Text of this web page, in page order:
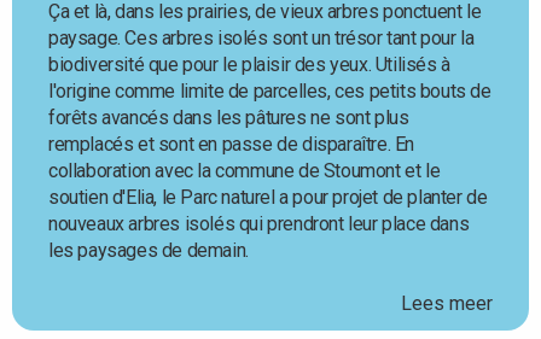
Ça et là, dans les prairies, de vieux arbres ponctuent le
paysage. Ces arbres isolés sont un trésor tant pour la
biodiversité que pour le plaisir des yeux. Utilisés à
l'origine comme limite de parcelles, ces petits bouts de
forêts avancés dans les pâtures ne sont plus
remplacés et sont en passe de disparaître. En
collaboration avec la commune de Stoumont et le
soutien d'Elia, le Parc naturel a pour projet de planter de
nouveaux arbres isolés qui prendront leur place dans
les paysages de demain.
Lees meer